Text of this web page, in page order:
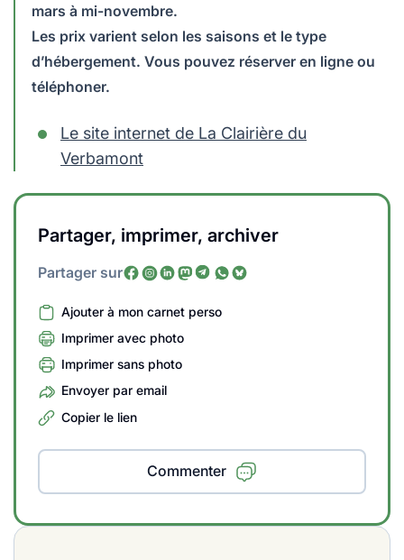
mars à mi-novembre.
Les prix varient selon les saisons et le type
d’hébergement. Vous pouvez réserver en ligne ou
téléphoner.
Le site internet de La Clairière du
Verbamont
Partager, imprimer, archiver
Partager sur
Ajouter à mon carnet perso
Imprimer avec photo
Imprimer sans photo
Envoyer par email
Copier le lien
Commenter